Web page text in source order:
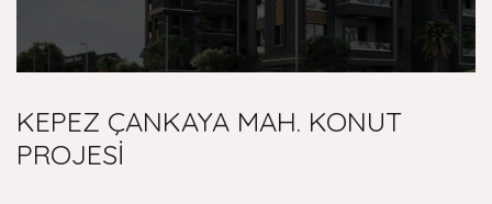
KEPEZ ÇANKAYA MAH. KONUT
PROJESİ